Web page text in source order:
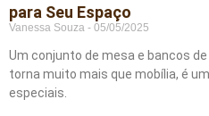
para Seu Espaço
Vanessa Souza 05/05/2025
Um conjunto de mesa e bancos
torna muito mais que mobília, é
especiais.